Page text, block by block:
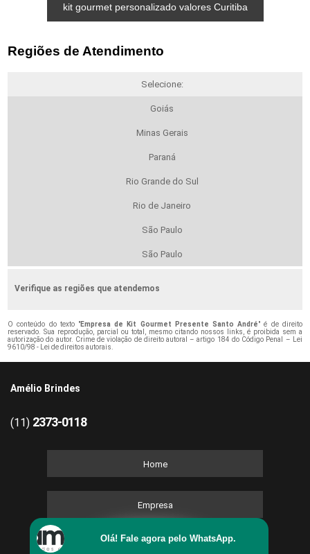
kit gourmet personalizado valores Curitiba
Regiões de Atendimento
Selecione:
Goiás
Minas Gerais
Paraná
Rio Grande do Sul
Rio de Janeiro
São Paulo
São Paulo
Verifique as regiões que atendemos
O conteúdo do texto "Empresa de Kit Gourmet Presente Santo André" é de direito
reservado. Sua reprodução, parcial ou total, mesmo citando nossos links, é proibida sem a
autorização do autor. Crime de violação de direito autoral – artigo 184 do Código Penal –
Lei
9610/98 - Lei de direitos autorais
Amélio Brindes
(11) 2373-0118
Home
Empresa
Missão
Olá! Fale agora pelo WhatsApp.